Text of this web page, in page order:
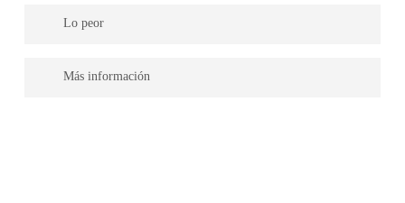
inmobiliario
Lo peor
Más información